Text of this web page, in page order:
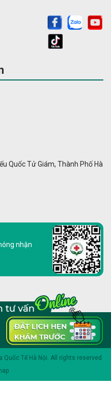
Quốc Tử Giám, Thành Phố Hà
nhận
Quốc Tế Hà Nội. All rights reserved